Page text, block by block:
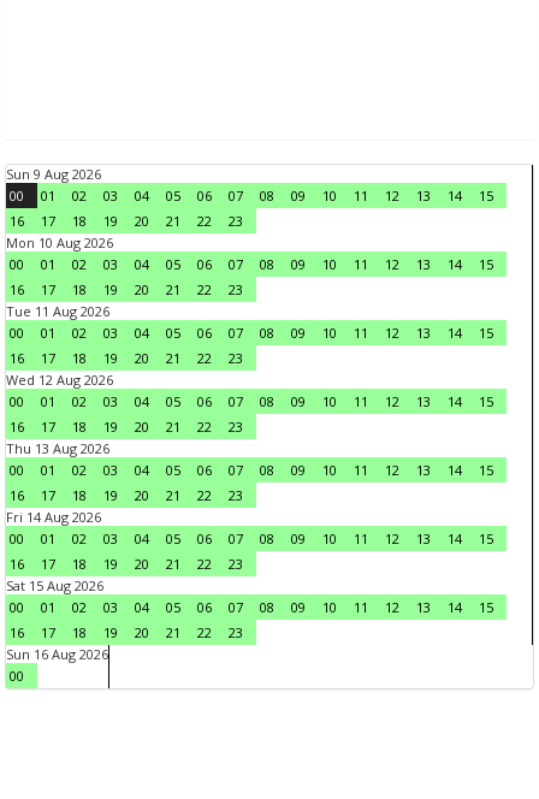
Sun 9 Aug 2026
00
01 02 03 04 05 06 07 08 09 10 11 12 13 14
15
16
17 18 19 20 21 22
23
Mon 10 Aug 2026
00
01 02 03 04 05 06 07 08 09 10 11 12 13 14
15
16
17 18 19 20 21 22
23
Tue 11 Aug 2026
00
01 02 03 04 05 06 07 08 09 10 11 12 13 14
15
16
17 18 19 20 21 22
23
Wed 12 Aug 2026
00
01 02 03 04 05 06 07 08 09 10 11 12 13 14
15
16
17 18 19 20 21 22
23
Thu 13 Aug 2026
00
01 02 03 04 05 06 07 08 09 10 11 12 13 14
15
16
17 18 19 20 21 22
23
Fri 14 Aug 2026
00
01 02 03 04 05 06 07 08 09 10 11 12 13 14
15
16
17 18 19 20 21 22
23
Sat 15 Aug 2026
00
01 02 03 04 05 06 07 08 09 10 11 12 13 14
15
16
17 18 19 20 21 22
23
Sun 16 Aug 2026
00